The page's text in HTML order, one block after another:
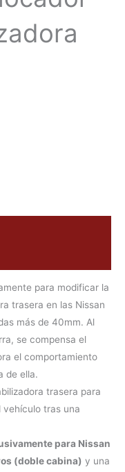
para modificar la
trasera en las Nissan
más de 40mm. Al
se compensa el
el comportamiento
de ella.
trasera para
tras una
para Nissan
(doble cabina) y una